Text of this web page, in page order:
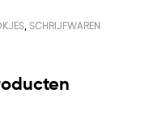
SCHRIJFWAREN